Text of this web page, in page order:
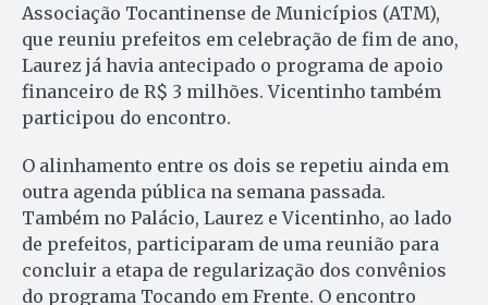
Associação Tocantinense de Municípios (ATM),
que reuniu prefeitos em celebração de fim de ano,
Laurez já havia antecipado o programa de apoio
financeiro de R$ 3 milhões. Vicentinho também
participou do encontro.
O alinhamento entre os dois se repetiu ainda em
outra agenda pública na semana passada.
Também no Palácio, Laurez e Vicentinho, ao lado
de prefeitos, participaram de uma reunião para
concluir a etapa de regularização dos convênios
do programa Tocando em Frente. O encontro